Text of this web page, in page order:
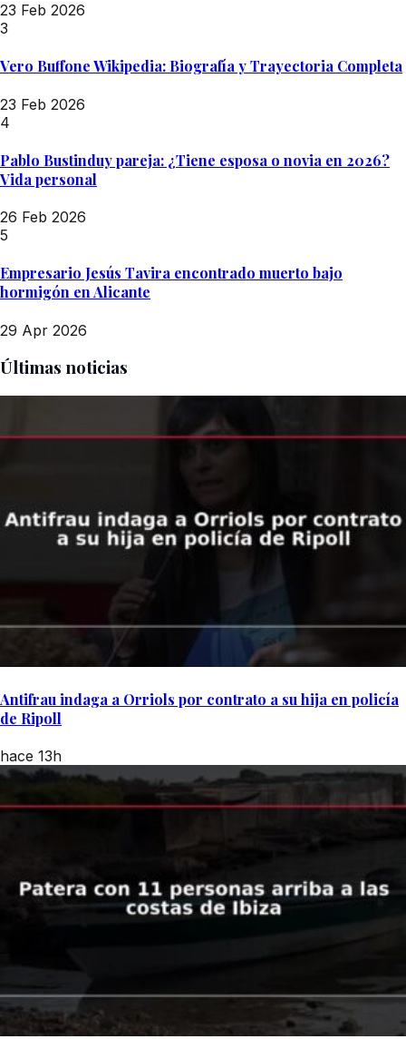
23 Feb 2026
3
Vero Buffone Wikipedia: Biografía y Trayectoria Completa
23 Feb 2026
4
Pablo Bustinduy pareja: ¿Tiene esposa o novia en 2026?
Vida personal
26 Feb 2026
5
Empresario Jesús Tavira encontrado muerto bajo
hormigón en Alicante
29 Apr 2026
Últimas noticias
Antifrau indaga a Orriols por contrato a su hija en policía
de Ripoll
hace 13h